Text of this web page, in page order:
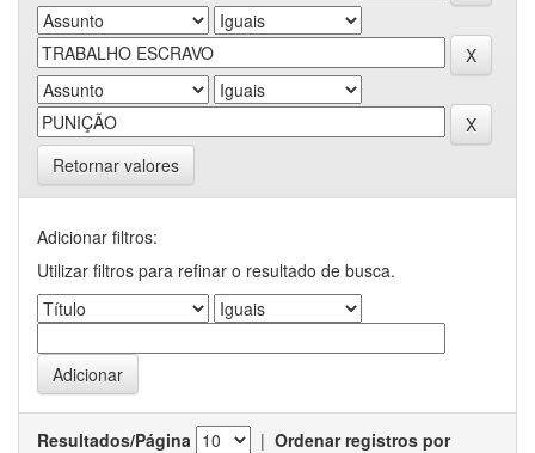
Retornar valores
Adicionar filtros:
Utilizar filtros para refinar o resultado de busca.
Resultados/Página | Ordenar registros por